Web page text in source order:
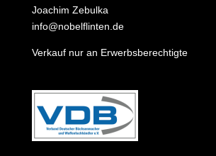
Joachim Zebulka
info@nobelflinten.de
Verkauf nur an Erwerbsberechtigte